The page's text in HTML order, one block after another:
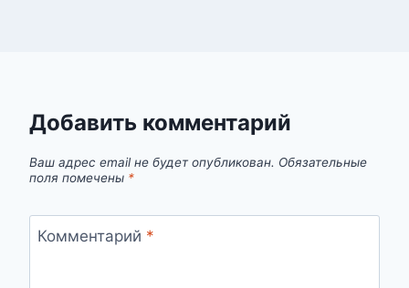
Добавить комментарий
Ваш адрес email не будет опубликован. Обязательные
поля помечены *
Комментарий *